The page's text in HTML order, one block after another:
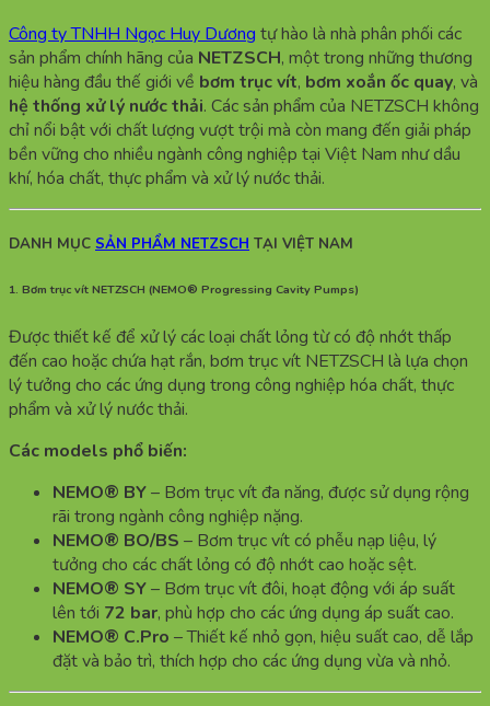
Công ty TNHH Ngọc Huy Dương tự hào là nhà phân phối các
sản phẩm chính hãng của NETZSCH, một trong những thương
hiệu hàng đầu thế giới về bơm trục vít, bơm xoắn ốc quay, và
hệ thống xử lý nước thải. Các sản phẩm của NETZSCH không
chỉ nổi bật với chất lượng vượt trội mà còn mang đến giải pháp
bền vững cho nhiều ngành công nghiệp tại Việt Nam như dầu
khí, hóa chất, thực phẩm và xử lý nước thải.
DANH MỤC SẢN PHẨM NETZSCH TẠI VIỆT NAM
1. Bơm trục vít NETZSCH (NEMO® Progressing Cavity Pumps)
Được thiết kế để xử lý các loại chất lỏng từ có độ nhớt thấp
đến cao hoặc chứa hạt rắn, bơm trục vít NETZSCH là lựa chọn
lý tưởng cho các ứng dụng trong công nghiệp hóa chất, thực
phẩm và xử lý nước thải.
Các models phổ biến:
NEMO® BY– Bơm trục vít đa năng, được sử dụng rộng
rãi trong ngành công nghiệp nặng.
NEMO® BO/BS – Bơm trục vít có phễu nạp liệu, lý
tưởng cho các chất lỏng có độ nhớt cao hoặc sệt.
NEMO® SY– Bơm trục vít đôi, hoạt động với áp suất
lên tới 72 bar, phù hợp cho các ứng dụng áp suất cao.
NEMO® C.Pro – Thiết kế nhỏ gọn, hiệu suất cao, dễ lắp
đặt và bảo trì, thích hợp cho các ứng dụng vừa và nhỏ.